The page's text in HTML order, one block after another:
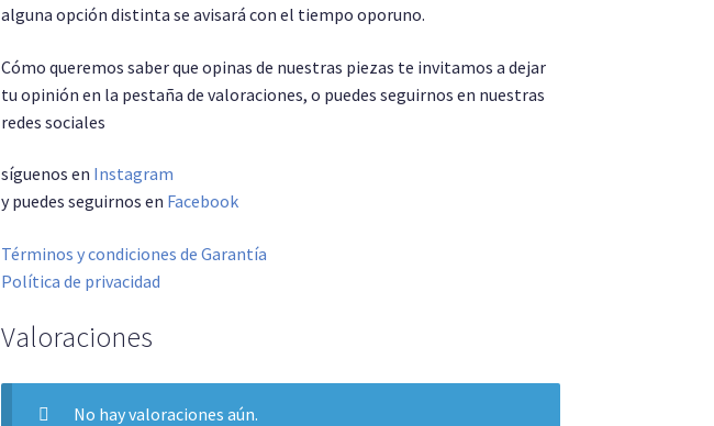
alguna opción distinta se avisará con el tiempo oporuno.
Cómo queremos saber que opinas de nuestras piezas te invitamos a dejar
tu opinión en la pestaña de valoraciones, o puedes seguirnos en nuestras
redes sociales
síguenos en Instagram
y puedes seguirnos en Facebook
Términos y condiciones de Garantía
Política de privacidad
Valoraciones
No hay valoraciones aún.